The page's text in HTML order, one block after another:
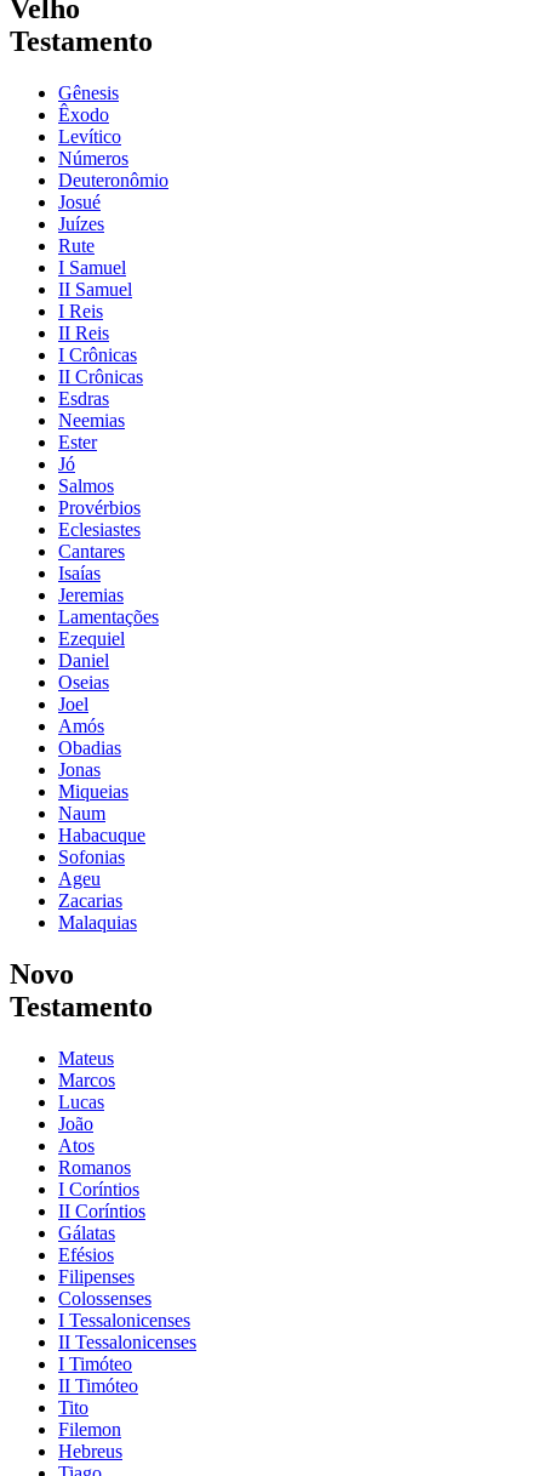
Velho
Testamento
Gênesis
Êxodo
Levítico
Números
Deuteronômio
Josué
Juízes
Rute
I Samuel
II Samuel
I Reis
II Reis
I Crônicas
II Crônicas
Esdras
Neemias
Ester
Jó
Salmos
Provérbios
Eclesiastes
Cantares
Isaías
Jeremias
Lamentações
Ezequiel
Daniel
Oseias
Joel
Amós
Obadias
Jonas
Miqueias
Naum
Habacuque
Sofonias
Ageu
Zacarias
Malaquias
Novo
Testamento
Mateus
Marcos
Lucas
João
Atos
Romanos
I Coríntios
II Coríntios
Gálatas
Efésios
Filipenses
Colossenses
I Tessalonicenses
II Tessalonicenses
I Timóteo
II Timóteo
Tito
Filemon
Hebreus